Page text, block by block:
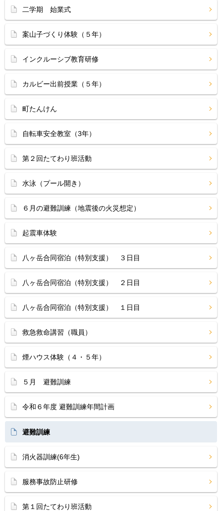
二学期 始業式
案山子づくり体験（５年）
インクルーシブ教育研修
カルビー出前授業（５年）
町たんけん
自転車安全教室（3年）
第２回たてわり班活動
水泳（プール開き）
６月の避難訓練（地震後の火災想定）
起震車体験
八ヶ岳合同宿泊（特別支援） ３日目
八ヶ岳合同宿泊（特別支援） ２日目
八ヶ岳合同宿泊（特別支援） １日目
救急救命講習（職員）
煙ハウス体験（４・５年）
５月 避難訓練
令和６年度 避難訓練年間計画
避難訓練
消火器訓練(6年生)
服務事故防止研修
第１回たてわり班活動